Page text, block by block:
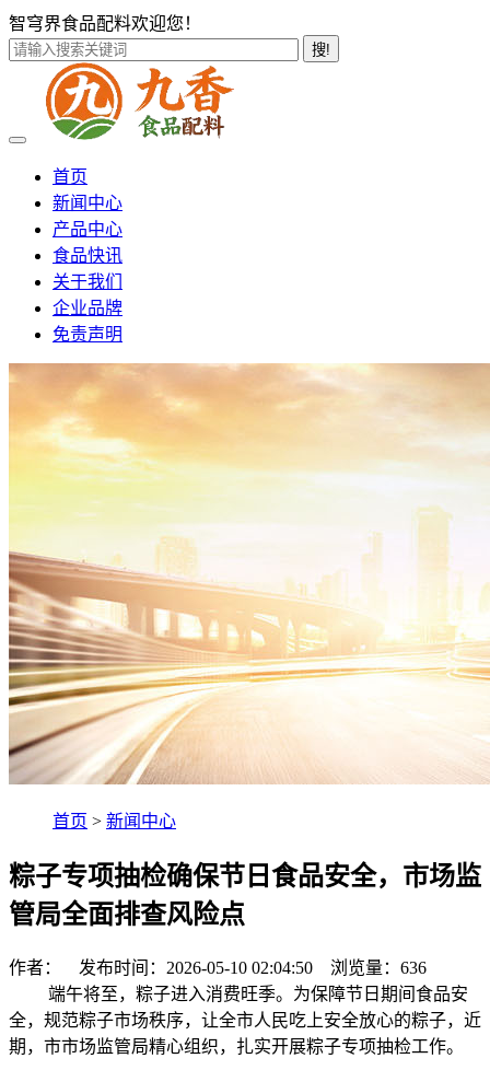
智穹界食品配料欢迎您！
搜!
首页
新闻中心
产品中心
食品快讯
关于我们
企业品牌
免责声明
首页 > 新闻中心
粽子专项抽检确保节日食品安全，市场监
管局全面排查风险点
作者： 发布时间：2026-05-10 02:04:50 浏览量： 636
端午将至，粽子进入消费旺季。为保障节日期间食品安
全，规范粽子市场秩序，让全市人民吃上安全放心的粽子，近
期，市市场监管局精心组织，扎实开展粽子专项抽检工作。